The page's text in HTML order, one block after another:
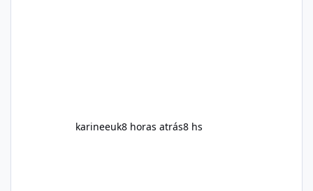
karineeuk8 horas atrás8 hs